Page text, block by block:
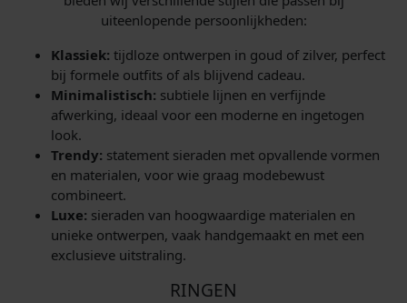
uiteenlopende persoonlijkheden:
Klassiek: tijdloze ontwerpen in goud of zilver, perfect
bij formele outfits of als blijvend cadeau.
Minimalistisch: subtiele lijnen en verfijnde
afwerking, ideaal voor een moderne en ingetogen
look.
Trendy: statement sieraden met opvallende vormen
en materialen, voor wie graag modebewust
combineert.
Luxe: sieraden van hoogwaardige materialen en
unieke ontwerpen, vaak handgemaakt en met een
exclusieve uitstraling.
RINGEN